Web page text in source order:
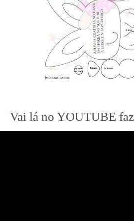
Vai lá no YOUTUBE